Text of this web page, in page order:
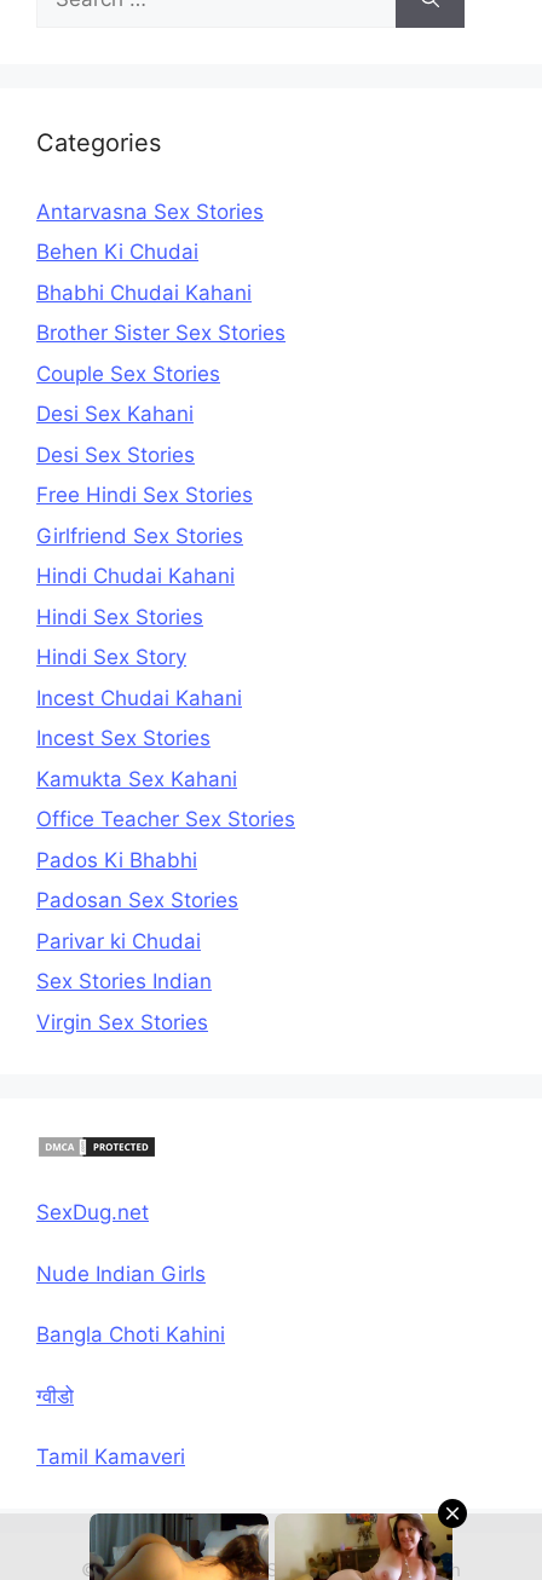
for:
Categories
Antarvasna Sex Stories
Behen Ki Chudai
Bhabhi Chudai Kahani
Brother Sister Sex Stories
Couple Sex Stories
Desi Sex Kahani
Desi Sex Stories
Free Hindi Sex Stories
Girlfriend Sex Stories
Hindi Chudai Kahani
Hindi Sex Stories
Hindi Sex Story
Incest Chudai Kahani
Incest Sex Stories
Kamukta Sex Kahani
Office Teacher Sex Stories
Pados Ki Bhabhi
Padosan Sex Stories
Parivar ki Chudai
Sex Stories Indian
Virgin Sex Stories
SexDug.net
Nude Indian Girls
Bangla Choti Kahini
ग्वीडो
Tamil Kamaveri
© 2026 Hindi Chudai Sex Kahani• Built with